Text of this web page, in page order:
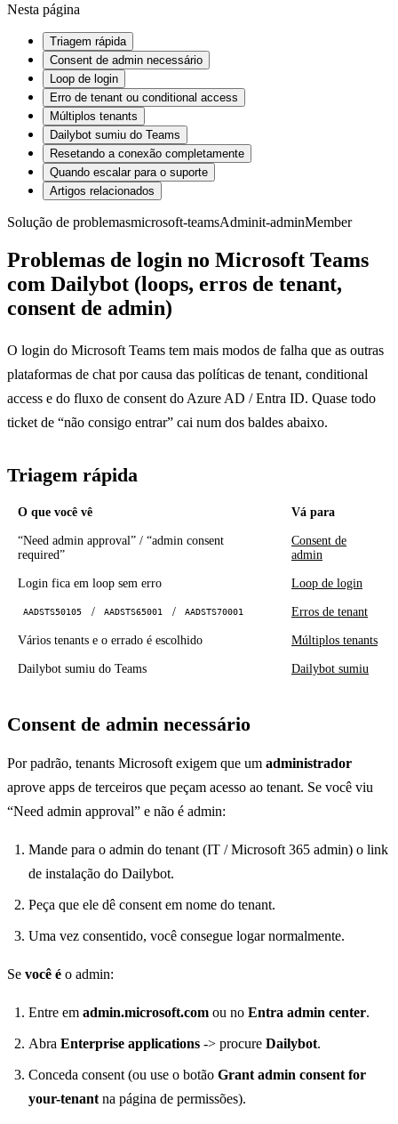
Nesta página
Triagem rápida
Consent de admin necessário
Loop de login
Erro de tenant ou conditional access
Múltiplos tenants
Dailybot sumiu do Teams
Resetando a conexão completamente
Quando escalar para o suporte
Artigos relacionados
Solução de problemasmicrosoft-teamsAdminit-adminMember
Problemas de login no Microsoft Teams
com Dailybot (loops, erros de tenant,
consent de admin)
O login do Microsoft Teams tem mais modos de falha que as outras
plataformas de chat por causa das políticas de tenant, conditional
access e do fluxo de consent do Azure AD / Entra ID. Quase todo
ticket de “não consigo entrar” cai num dos baldes abaixo.
Triagem rápida
O que você vê Vá para
“Need admin approval” / “admin consent
required”
Consent de
admin
Login fica em loop sem erro Loop de login
AADSTS50105 / AADSTS65001 / AADSTS70001 Erros de tenant
Vários tenants e o errado é escolhido Múltiplos tenants
Dailybot sumiu do Teams Dailybot sumiu
Consent de admin necessário
Por padrão, tenants Microsoft exigem que um administrador
aprove apps de terceiros que peçam acesso ao tenant. Se você viu
“Need admin approval” e não é admin:
Mande para o admin do tenant (IT / Microsoft 365 admin) o link
de instalação do Dailybot.
Peça que ele dê consent em nome do tenant.
Uma vez consentido, você consegue logar normalmente.
Se você é o admin:
Entre em admin.microsoft.com ou no Entra admin center.
Abra Enterprise applications -> procure Dailybot.
Conceda consent (ou use o botão Grant admin consent for
your-tenant na página de permissões).